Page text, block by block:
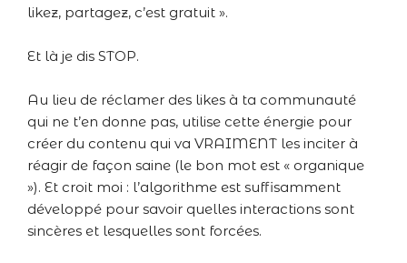
likez, partagez, c’est gratuit ».
Et là je dis STOP.
Au lieu de réclamer des likes à ta communauté
qui ne t’en donne pas, utilise cette énergie pour
créer du contenu qui va VRAIMENT les inciter à
réagir de façon saine (le bon mot est « organique
»). Et croit moi : l’algorithme est suffisamment
développé pour savoir quelles interactions sont
sincères et lesquelles sont forcées.